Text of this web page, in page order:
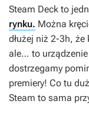
Steam Deck to
rynku. Można
dłużej niż 2-3h, że
ale… to
dostrzegamy
premiery! Co tu
Steam to sama